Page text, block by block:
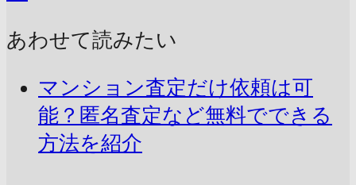
あわせて読みたい
マンション査定だけ依頼は可
能？匿名査定など無料でできる
方法を紹介